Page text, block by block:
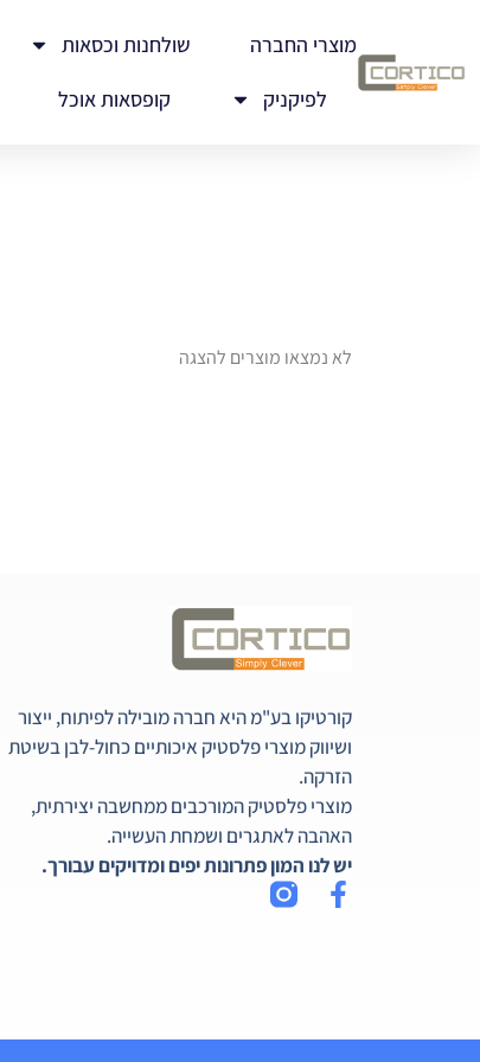
מוצרי החברה שולחנות וכסאות
לפיקניק
קופסאות אוכל
לא נמצאו מוצרים להצגה
קורטיקו בע"מ היא חברה מובילה לפיתוח, ייצור
ושיווק מוצרי פלסטיק איכותיים כחול-לבן בשיטת
הזרקה.
מוצרי פלסטיק המורכבים ממחשבה יצירתית,
האהבה לאתגרים ושמחת העשייה.
יש לנו המון פתרונות יפים ומדויקים עבורך.